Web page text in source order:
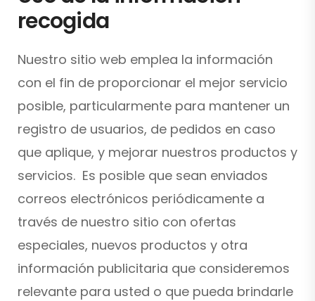
recogida
Nuestro sitio web emplea la información
con el fin de proporcionar el mejor servicio
posible, particularmente para mantener un
registro de usuarios, de pedidos en caso
que aplique, y mejorar nuestros productos y
servicios. Es posible que sean enviados
correos electrónicos periódicamente a
través de nuestro sitio con ofertas
especiales, nuevos productos y otra
información publicitaria que consideremos
relevante para usted o que pueda brindarle